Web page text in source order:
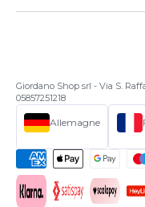
Giordano Shop srl - Via S.
05857251218
Allemagne